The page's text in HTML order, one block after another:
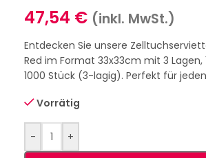
47,54 € (inkl. MwSt.)
Entdecken Sie unsere
Red im Format 33x33cm mit 3 Lagen,
1000 Stück (3-lagig). Perfekt für
Vorrätig
- +